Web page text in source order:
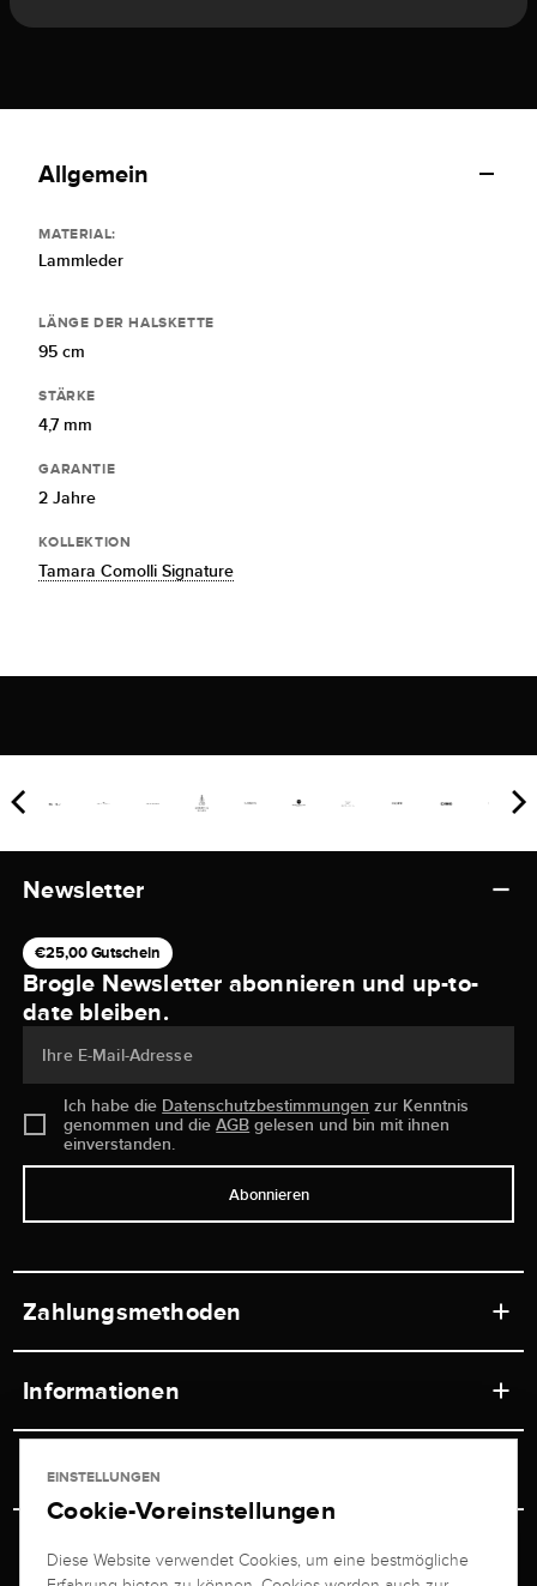
Allgemein
MATERIAL:
Lammleder
LÄNGE DER HALSKETTE
95 cm
STÄRKE
4,7 mm
GARANTIE
2 Jahre
KOLLEKTION
Tamara Comolli Signature
Newsletter
€25,00 Gutschein
Brogle Newsletter abonnieren und up-to-
date bleiben.
Ihre E-Mail-Adresse
Ich habe die Datenschutzbestimmungen zur Kenntnis
genommen und dieAGB gelesen und bin mit ihnen
einverstanden.
Abonnieren
Zahlungsmethoden
Informationen
Ladengeschäft
Versand & Zahlung
Service
Newsletterabmeldung
Juwelier Brogle
EINSTELLUNGEN
Cookie-Voreinstellungen
Diese Website verwendet Cookies, um eine bestmögliche